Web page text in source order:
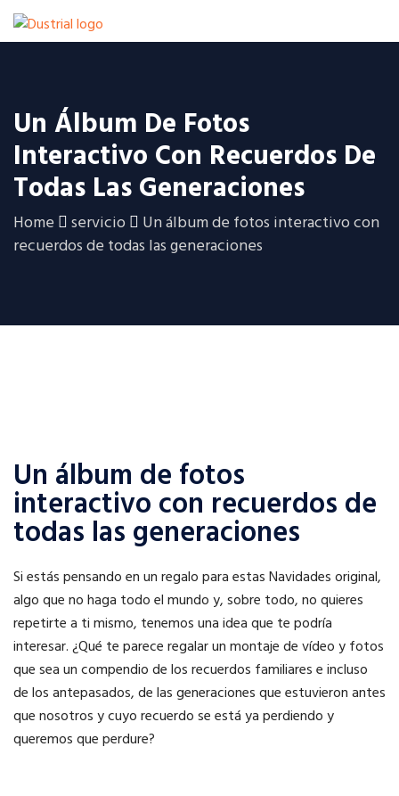
Un Álbum De Fotos
Interactivo Con Recuerdos De
Todas Las Generaciones
Home servicio
Un álbum de fotos interactivo con
recuerdos de todas las generaciones
Un álbum de fotos
interactivo con recuerdos de
todas las generaciones
Si estás pensando en un regalo para estas Navidades original,
algo que no haga todo el mundo y, sobre todo, no quieres
repetirte a ti mismo, tenemos una idea que te podría
interesar. ¿Qué te parece regalar un montaje de vídeo y fotos
que sea un compendio de los recuerdos familiares e incluso
de los antepasados, de las generaciones que estuvieron antes
que nosotros y cuyo recuerdo se está ya perdiendo y
queremos que perdure?